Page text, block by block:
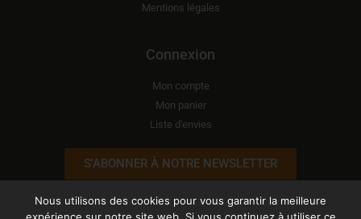
Mentions légales
Connexion
Mon compte
Mon panier
Liste d'envies
S'ABONNER À NOTRE NEWSLETTER
Nous utilisons des cookies pour vous garantir la meilleure